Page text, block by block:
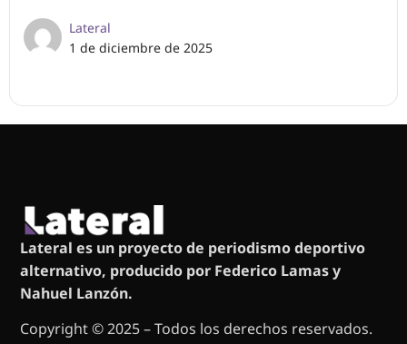
Lateral
1 de diciembre de 2025
Lateral es un proyecto de periodismo deportivo
alternativo, producido por Federico Lamas y
Nahuel Lanzón.
Copyright © 2025 – Todos los derechos reservados.